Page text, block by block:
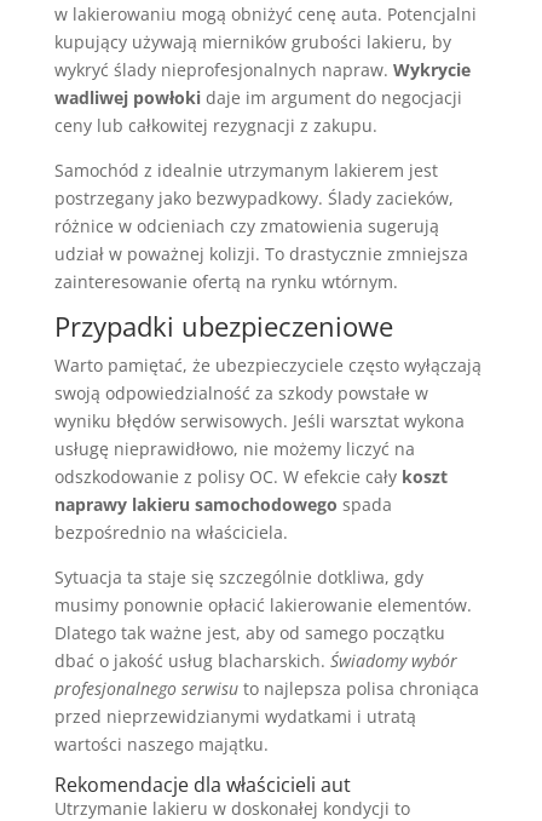
w lakierowaniu mogą obniżyć cenę auta. Potencjalni
kupujący używają mierników grubości lakieru, by
wykryć ślady nieprofesjonalnych napraw. Wykrycie
wadliwej powłokidaje im argument do negocjacji
ceny lub całkowitej rezygnacji z zakupu.
Samochód z idealnie utrzymanym lakierem jest
postrzegany jako bezwypadkowy. Ślady zacieków,
różnice w odcieniach czy zmatowienia sugerują
udział w poważnej kolizji. To drastycznie zmniejsza
zainteresowanie ofertą na rynku wtórnym.
Przypadki ubezpieczeniowe
Warto pamiętać, że ubezpieczyciele często wyłączają
swoją odpowiedzialność za szkody powstałe w
wyniku błędów serwisowych. Jeśli warsztat wykona
usługę nieprawidłowo, nie możemy liczyć na
odszkodowanie z polisy OC. W efekcie cały koszt
naprawy lakieru samochodowego spada
bezpośrednio na właściciela.
Sytuacja ta staje się szczególnie dotkliwa, gdy
musimy ponownie opłacić lakierowanie elementów.
Dlatego tak ważne jest, aby od samego początku
dbać o jakość usług blacharskich. Świadomy wybór
profesjonalnego serwisuto najlepsza polisa chroniąca
przed nieprzewidzianymi wydatkami i utratą
wartości naszego majątku.
Rekomendacje dla właścicieli aut
Utrzymanie lakieru w doskonałej kondycji to